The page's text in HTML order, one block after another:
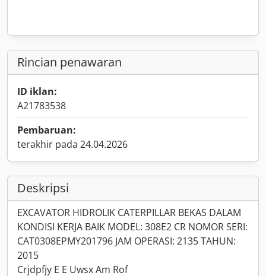
Rincian penawaran
ID iklan:
A21783538
Pembaruan:
terakhir pada 24.04.2026
Deskripsi
EXCAVATOR HIDROLIK CATERPILLAR BEKAS DALAM
KONDISI KERJA BAIK MODEL: 308E2 CR NOMOR SERI:
CAT0308EPMY201796 JAM OPERASI: 2135 TAHUN:
2015
Crjdpfjy E E Uwsx Am Rof